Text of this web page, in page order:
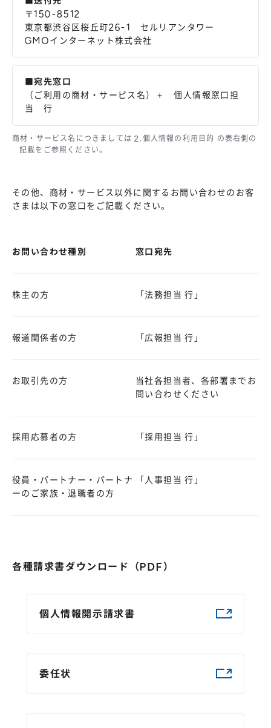
〒150-8512
東京都渋谷区桜丘町26-1 セルリアンタワー
GMOインターネット株式会社
■宛先窓口
（ご利用の商材・サービス名）＋ 個人情報窓口担
当 行
商材・サービス名につきましては 2.個人情報の利用目的 の表右側の
記載をご参照ください。
その他、商材・サービス以外に関するお問い合わせのお客
さまは以下の窓口をご記載ください。
お問い合わせ種別 窓口宛先
株主の方 「法務担当 行」
報道関係者の方 「広報担当 行」
お取引先の方
当社各担当者、各部署までお
問い合わせください
採用応募者の方 「採用担当 行」
役員・パートナー・パートナ
ーのご家族・退職者の方
「人事担当 行」
各種請求書ダウンロード（PDF）
個人情報開示請求書
委任状